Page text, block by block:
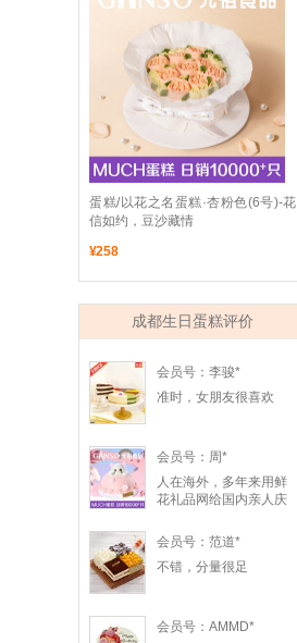
蛋糕/以花之名蛋糕·杏粉色(6号)-花
信如约，豆沙藏情
¥258
成都生日蛋糕评价
会员号：李骏*
准时，女朋友很喜欢
会员号：周*
人在海外，多年来用鲜
花礼品网给国内亲人庆
蛋糕的师傅认真负责。
满分好评！！
会员号：范道*
不错，分量很足
会员号：AMMD*